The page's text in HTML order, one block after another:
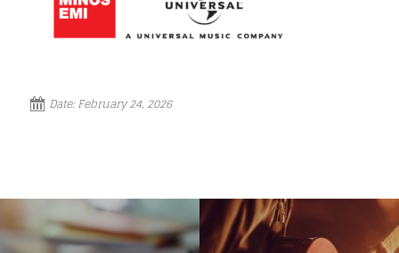
Date:February 24, 2026
Loading your form, please wait...